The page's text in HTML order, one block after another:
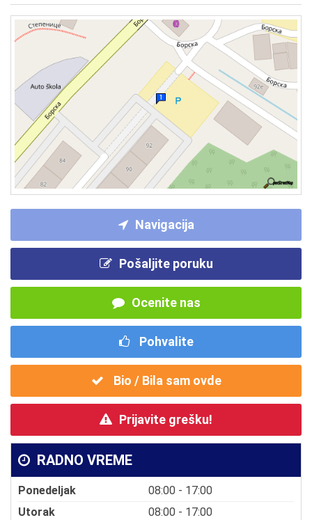
Navigacija
Pošaljite poruku
Ocenite nas
Pohvalite
Bio / Bila sam ovde
Prijavite grešku!
RADNO VREME
Ponedeljak
08:00 - 17:00
Utorak
08:00 - 17:00